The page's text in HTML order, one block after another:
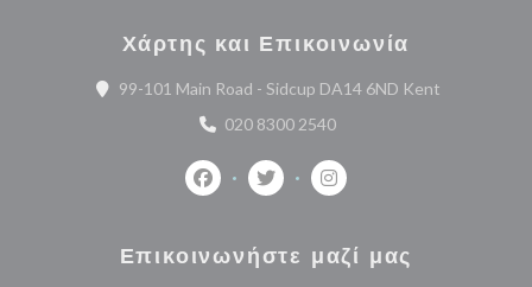
Χάρτης και Επικοινωνία
99-101 Main Road - Sidcup DA14 6ND Kent
020 8300 2540
Facebook ((ανοίγει σε νέο παράθυρο))
Twitter ((ανοίγει σε νέο
Instagram ((ανοίγει σε
Επικοινωνήστε μαζί μας